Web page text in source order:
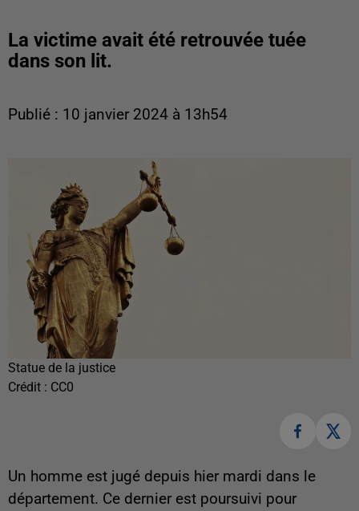
La victime avait été retrouvée tuée
dans son lit.
Publié : 10 janvier 2024 à 13h54
Statue de la justice
Crédit : CC0
Un homme est jugé depuis hier mardi dans le
département. Ce dernier est poursuivi pour